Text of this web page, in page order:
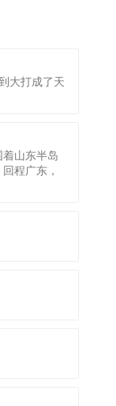
大打成了天
山东半岛
程广东，